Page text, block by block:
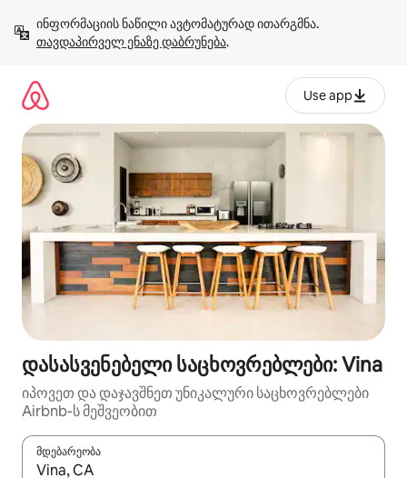
გადასვლა
თავდაპირველ ენაზე დაბრუნება.
Use app
დასასვენებელი საცხოვრებლები: Vina
იპოვეთ და დაჯავშნეთ უნიკალური საცხოვრებლები
Airbnb-ს მეშვეობით
მდებარეობა
როცა შედეგები ხელმისაწვდომი გახდება, ნავიგაციისთვის